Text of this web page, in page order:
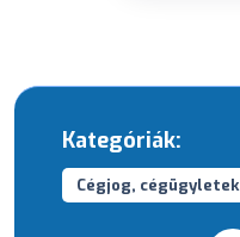
Kategóriák:
Cégjog, cégügyletek